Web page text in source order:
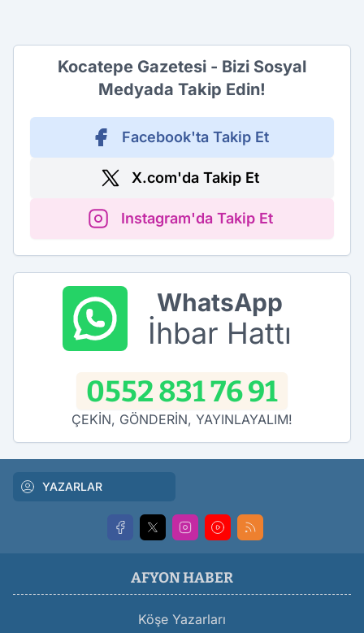
Kocatepe Gazetesi - Bizi Sosyal
Medyada Takip Edin!
Facebook'ta Takip Et
X.com'da Takip Et
Instagram'da Takip Et
WhatsApp
İhbar Hattı
0552 831 76 91
ÇEKİN, GÖNDERİN, YAYINLAYALIM!
YAZARLAR
AFYON HABER
Köşe Yazarları